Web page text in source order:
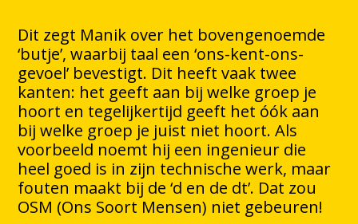
Dit zegt Manik over het bovengenoemde
‘butje’, waarbij taal een ‘ons-kent-ons-
gevoel’ bevestigt. Dit heeft vaak twee
kanten: het geeft aan bij welke groep je
hoort en tegelijkertijd geeft het óók aan
bij welke groep je juist niet hoort. Als
voorbeeld noemt hij een ingenieur die
heel goed is in zijn technische werk, maar
fouten maakt bij de ‘d en de dt’. Dat zou
OSM (Ons Soort Mensen) niet gebeuren!